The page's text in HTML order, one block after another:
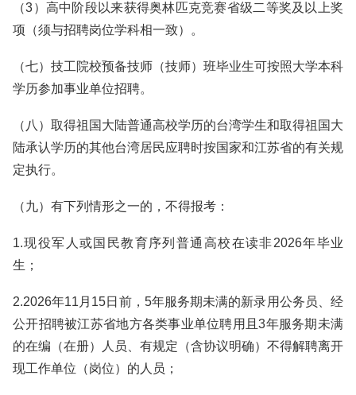
（3）高中阶段以来获得奥林匹克竞赛省级二等奖及以上奖
项（须与招聘岗位学科相一致）。
（七）技工院校预备技师（技师）班毕业生可按照大学本科
学历参加事业单位招聘。
（八）取得祖国大陆普通高校学历的台湾学生和取得祖国大
陆承认学历的其他台湾居民应聘时按国家和江苏省的有关规
定执行。
（九）有下列情形之一的，不得报考：
1.现役军人或国民教育序列普通高校在读非2026年毕业
生；
2.2026年11月15日前，5年服务期未满的新录用公务员、经
公开招聘被江苏省地方各类事业单位聘用且3年服务期未满
的在编（在册）人员、有规定（含协议明确）不得解聘离开
现工作单位（岗位）的人员；